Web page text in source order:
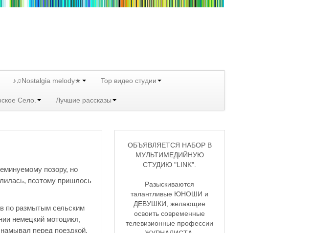
♪♫Nostalgia melody★ Top видео студии
Село. Лучшие рассказы
позору, но
поэтому пришлось
по размытым сельским
немецкий мотоцикл,
перед поездкой,
ОБЪЯВЛЯЕТСЯ НАБОР В
МУЛЬТИМЕДИЙНУЮ
СТУДИЮ "LINK".
Разыскиваются
талантливые ЮНОШИ и
ДЕВУШКИ, желающие
освоить современные
телевизионные профессии